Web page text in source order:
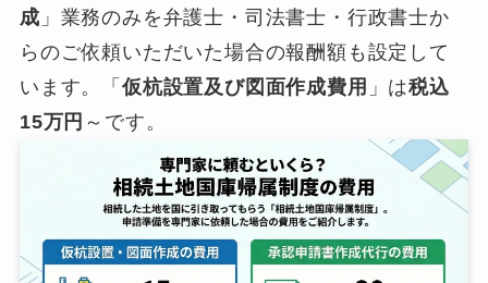
成 」業務のみを弁護士・司法書士・行政書士か
らのご依頼いただいた場合の報酬額も設定して
います。「 仮杭設置及び図面作成費用 」は税込
15万円 ～です。